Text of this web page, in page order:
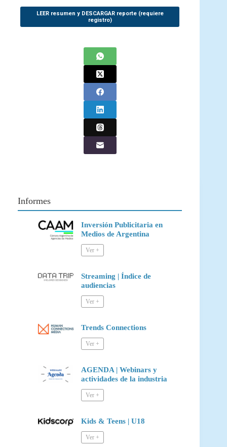
LEER resumen y DESCARGAR reporte (requiere
registro)
Informes
Inversión Publicitaria en
Medios de Argentina
Streaming | Índice de
audiencias
Trends Connections
AGENDA | Webinars y
actividades de la industria
Kids & Teens | U18